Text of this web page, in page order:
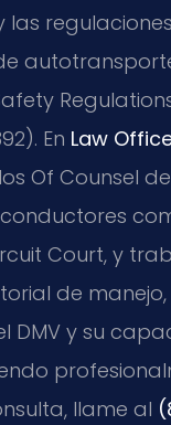
las
En Law
los Of Counsel
Court, y
de
DMV y su
llame al